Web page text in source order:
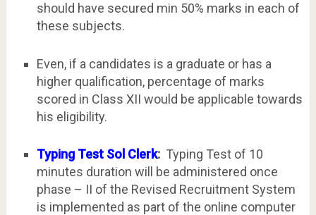
should have secured min 50% marks in each of
these subjects.
Even, if a candidates is a graduate or has a
higher qualification, percentage of marks
scored in Class XII would be applicable towards
his eligibility.
Typing Test Sol Clerk: Typing Test of 10
minutes duration will be administered once
phase – II of the Revised Recruitment System
is implemented as part of the online computer